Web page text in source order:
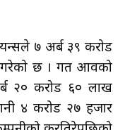
७ अर्ब ३९ करोड
गरेको छ । गत आवको
२० करोड ६० लाख
४ करोड २७ हजार